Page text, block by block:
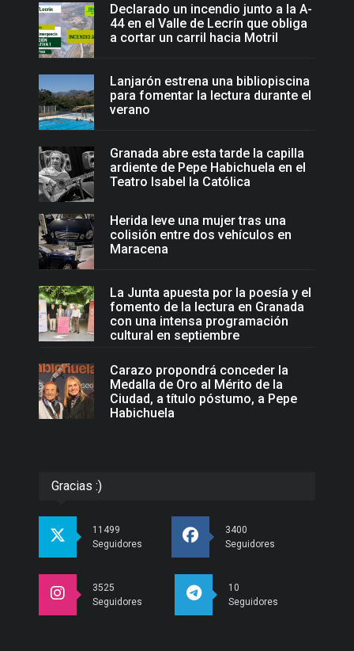
Declarado un incendio junto a la A-
44 en el Valle de Lecrín que obliga
a cortar un carril hacia Motril
Lanjarón estrena una bibliopiscina
para fomentar la lectura durante el
verano
Granada abre esta tarde la capilla
ardiente de Pepe Habichuela en el
Teatro Isabel la Católica
Herida leve una mujer tras una
colisión entre dos vehículos en
Maracena
La Junta apuesta por la poesía y el
fomento de la lectura en Granada
con una intensa programación
cultural en septiembre
Carazo propondrá conceder la
Medalla de Oro al Mérito de la
Ciudad, a título póstumo, a Pepe
Habichuela
Gracias :)
11499
Seguidores
3400
Seguidores
3525
Seguidores
10
Seguidores